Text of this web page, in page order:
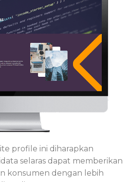
profile ini diharapkan
selaras dapat memberikan
konsumen dengan lebih